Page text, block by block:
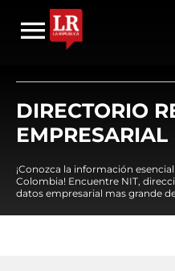
DIRECTORIO
EMPRESARIAL
¡Conozca la información
Colombia! Encuentre NIT,
datos empresarial mas grande